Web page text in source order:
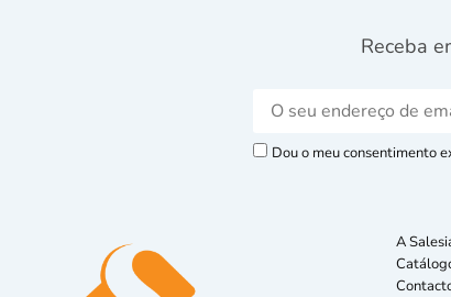
Receba
Dou o meu consentimento
A